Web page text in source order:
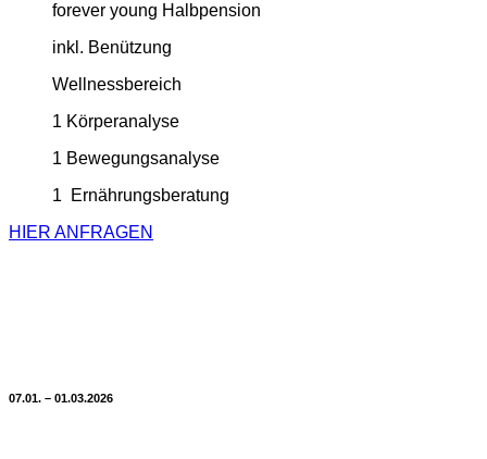
forever young Halbpension
inkl. Benützung
Wellnessbereich
1 Körperanalyse
1 Bewegungsanalyse
1 Ernährungsberatung
HIER ANFRAGEN
07.01. – 01.03.2026